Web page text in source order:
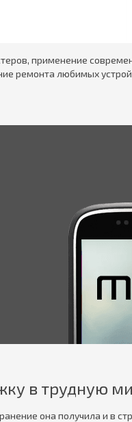
применение
ремонта любимых
в трудную
она получила и в